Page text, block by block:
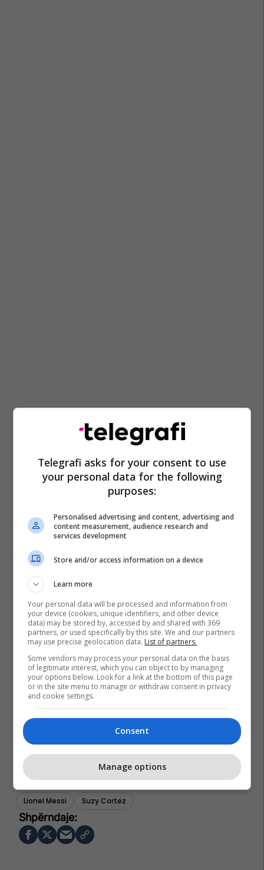
Lionel Messi Suzy Cortez
Telegrafi asks for your consent to use
your personal data for the following
purposes:
Personalised advertising and content, advertising and
content measurement, audience research and
services development
Store and/or access information on a device
Learn more
Your personal data will be processed and information from
your device (cookies, unique identifiers, and other device
data) may be stored by, accessed by and shared with 369
partners, or used specifically by this site. We and our partners
may use precise geolocation data. List of partners.
Some vendors may process your personal data on the basis
of legitimate interest, which you can object to by managing
your options below. Look for a link at the bottom of this page
or in the site menu to manage or withdraw consent in privacy
and cookie settings.
Consent
Manage options